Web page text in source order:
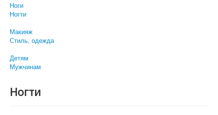
Ноги
Ногти
Макияж
Стиль, одежда
Детям
Мужчинам
Ногти